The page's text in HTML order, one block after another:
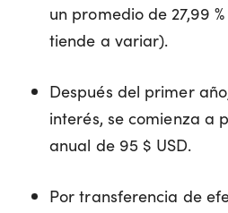
un promedio de 27,99
tiende a variar).
Después del primer
interés, se comienza a
anual de 95 $ USD.
Por transferencia de